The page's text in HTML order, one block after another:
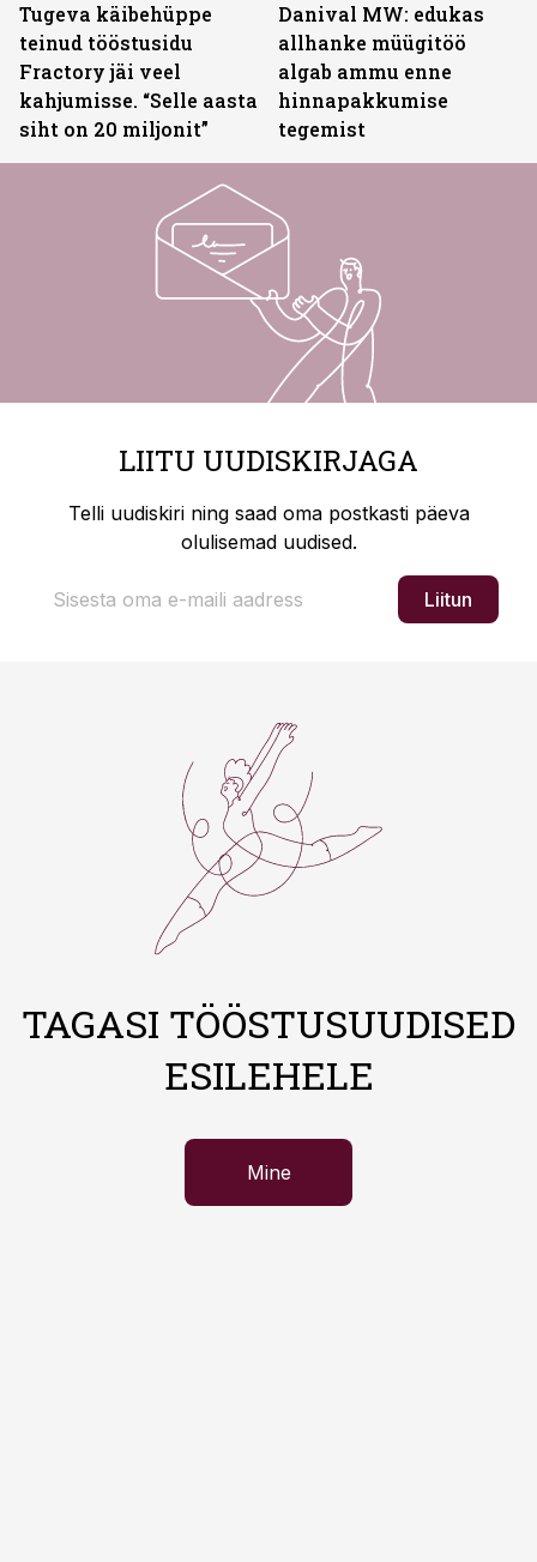
Tugeva käibehüppe
teinud tööstusidu
Fractory jäi veel
kahjumisse. “Selle aasta
siht on 20 miljonit”
Danival MW: edukas
allhanke müügitöö
algab ammu enne
hinnapakkumise
tegemist
LIITU UUDISKIRJAGA
Telli uudiskiri ning saad oma postkasti päeva
olulisemad uudised.
Liitun
TAGASI TÖÖSTUSUUDISED
ESILEHELE
Mine